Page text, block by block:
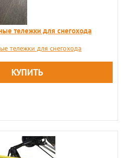
тележки для снегохода
тележки для снегохода